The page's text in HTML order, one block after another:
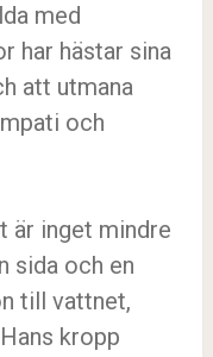
med
har hästar sina
att utmana
och
är inget mindre
sida och en
till vattnet,
kropp